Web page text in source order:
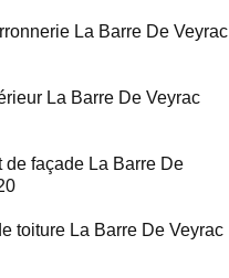
La Barre De Veyrac
La Barre De Veyrac
de façade La Barre De
toiture La Barre De Veyrac